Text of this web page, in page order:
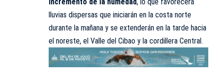
incremento de la humedad, lo que favorecerá
lluvias dispersas que iniciarán en la costa norte
durante la mañana y se extenderán en la tarde hacia
el noreste, el Valle del Cibao y la cordillera Central.